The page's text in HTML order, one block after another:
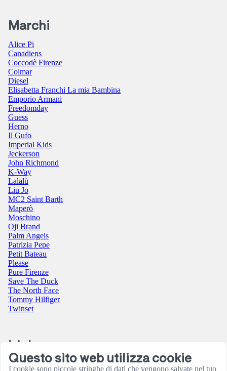
Marchi
Alice Pi
Canadiens
Coccodè Firenze
Colmar
Diesel
Elisabetta Franchi La mia Bambina
Emporio Armani
Freedomday
Guess
Herno
Il Gufo
Imperial Kids
Jeckerson
John Richmond
K-Way
Lalalù
Liu Jo
MC2 Saint Barth
Maperò
Moschino
Oji Brand
Palm Angels
Patrizia Pepe
Petit Bateau
Please
Pure Firenze
Save The Duck
The North Face
Tommy Hilfiger
Twinset
Link
Contatti
Questo sito web utilizza cookie
I cookie sono piccole stringhe di dati che vengono salvate nel tuo